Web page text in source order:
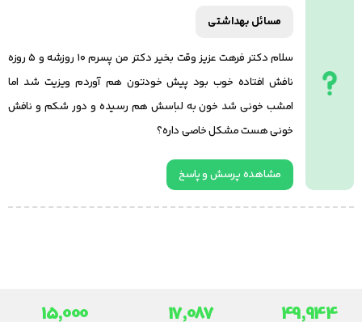
مسائل بهداشتی
سلام دکتر فرهت عزیز وقت بخیر دکتر من پسرم ۱۰ روزشه و ۵ روزه
نافش افتاده خوب بود پیش خودتون هم آوردم ویزیت شد اما
امشب خونی شد خون به لباسش هم رسیده و دور شکم و نافش
خونی هست مشکل خاصی داره؟
مشاهده پرسش و پاسخ
49,944
17,087
15,000